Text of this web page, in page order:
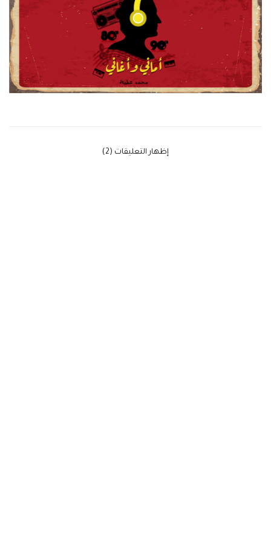
‫إظهار التعليقات (2)